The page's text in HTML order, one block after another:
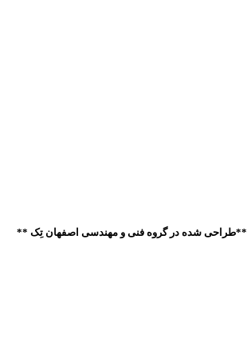
**طراحی شده در گروه فنی و مهندسی اصفهان تِک **